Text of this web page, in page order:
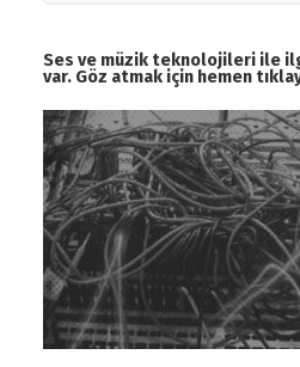
Ses ve müzik teknolojileri ile
var. Göz atmak için hemen